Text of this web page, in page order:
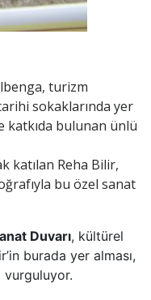
turizm
sokaklarında yer
katkıda bulunan ünlü
katılan Reha Bilir,
bu özel sanat
Duvarı, kültürel
burada yer alması,
vurguluyor.